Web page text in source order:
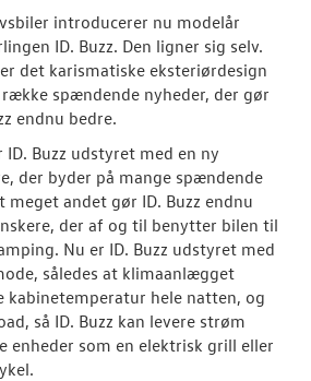
RESERVEDELE
JOB OG
introducerer nu modelår
ID. Buzz. Den ligner sig selv.
det karismatiske eksteriørdesign
spændende nyheder, der gør
endnu bedre.
Buzz udstyret med en ny
der byder på mange spændende
andet gør ID. Buzz endnu
der af og til benytter bilen til
Nu er ID. Buzz udstyret med
således at klimaanlægget
kabinetemperatur hele natten, og
så ID. Buzz kan levere strøm
enheder som en elektrisk grill eller